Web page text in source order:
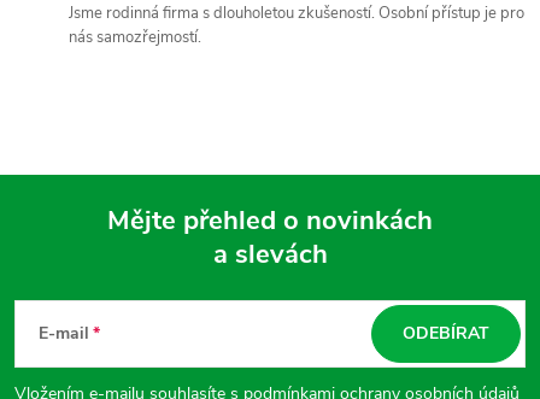
k
p
Jsme rodinná firma s dlouholetou zkušeností. Osobní přístup je pro
nás samozřejmostí.
Mějte přehled o novinkách
a slevách
E-mail
Vložením e-mailu souhlasíte s podmínkami ochrany osobních údajů
ODEBÍRAT